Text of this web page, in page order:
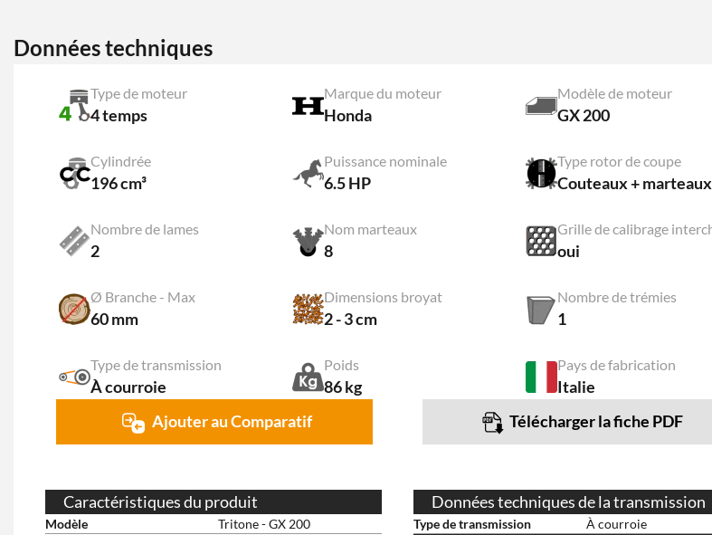
Données techniques
Type de moteur
4 temps
Marque du moteur
Honda
Modèle de moteur
GX 200
Cylindrée
196 cm³
Puissance nominale
6.5 HP
Type rotor de coupe
Couteaux + marteaux
Nombre de lames
2
Nom marteaux
8 oui
Ø Branche - Max
60 mm
Dimensions broyat
2 - 3 cm
Nombre de trémies
1
Type de transmission
À courroie
Poids
86 kg
Pays de fabrication
Italie
Ajouter au Comparatif Télécharger la fiche PDF
Caractéristiques du produit
Modèle
Tritone - GX 200
Données techniques de la transmission
Type de transmission À courroie